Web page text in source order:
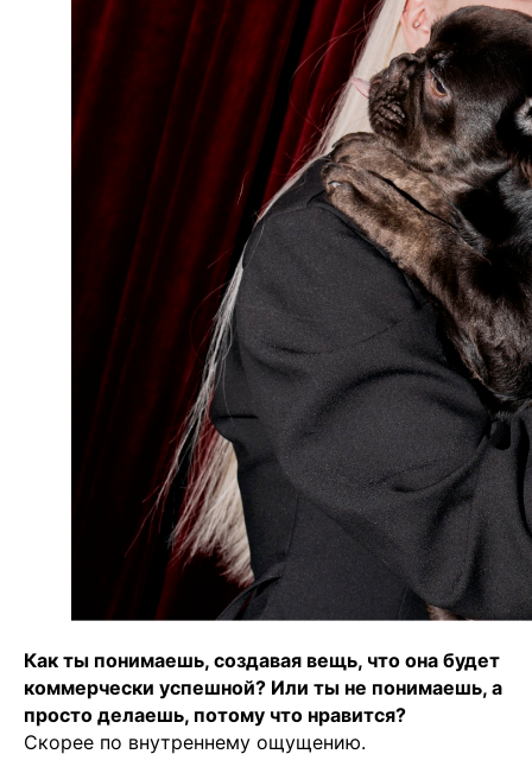
Как ты понимаешь, создавая вещь, что она будет
коммерчески успешной? Или ты не понимаешь, а
просто делаешь, потому что нравится?
Скорее по внутреннему ощущению.